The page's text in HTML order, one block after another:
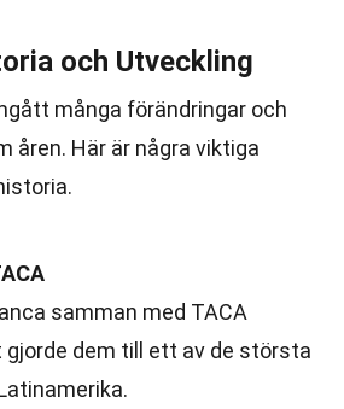
och Utveckling
många förändringar och
åren. Här är några viktiga
samman med TACA
gjorde dem till ett av de största